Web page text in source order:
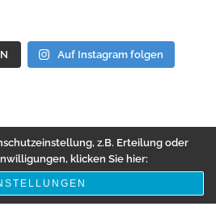
Auf Instagram folgen
z.B. Erteilung oder
klicken Sie hier: